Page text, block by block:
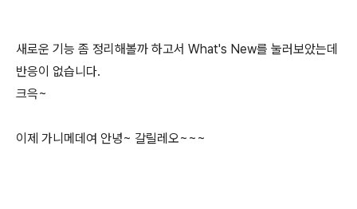
새로운 기능 좀 정리해볼까 하고서 What's New를 눌러보았는데
반응이 없습니다.
크윽~
이제 가니메데여 안녕~ 갈릴레오~~~